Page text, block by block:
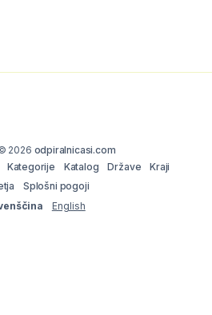
2026 odpiralnicasi.com
Kategorije Katalog Države
Kraji
Splošni pogoji
English